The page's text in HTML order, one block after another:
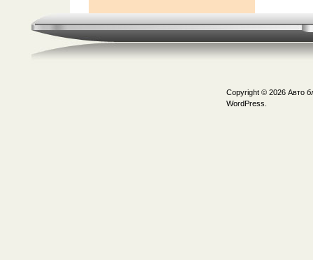
Copyright © 2026 Авто
WordPress.